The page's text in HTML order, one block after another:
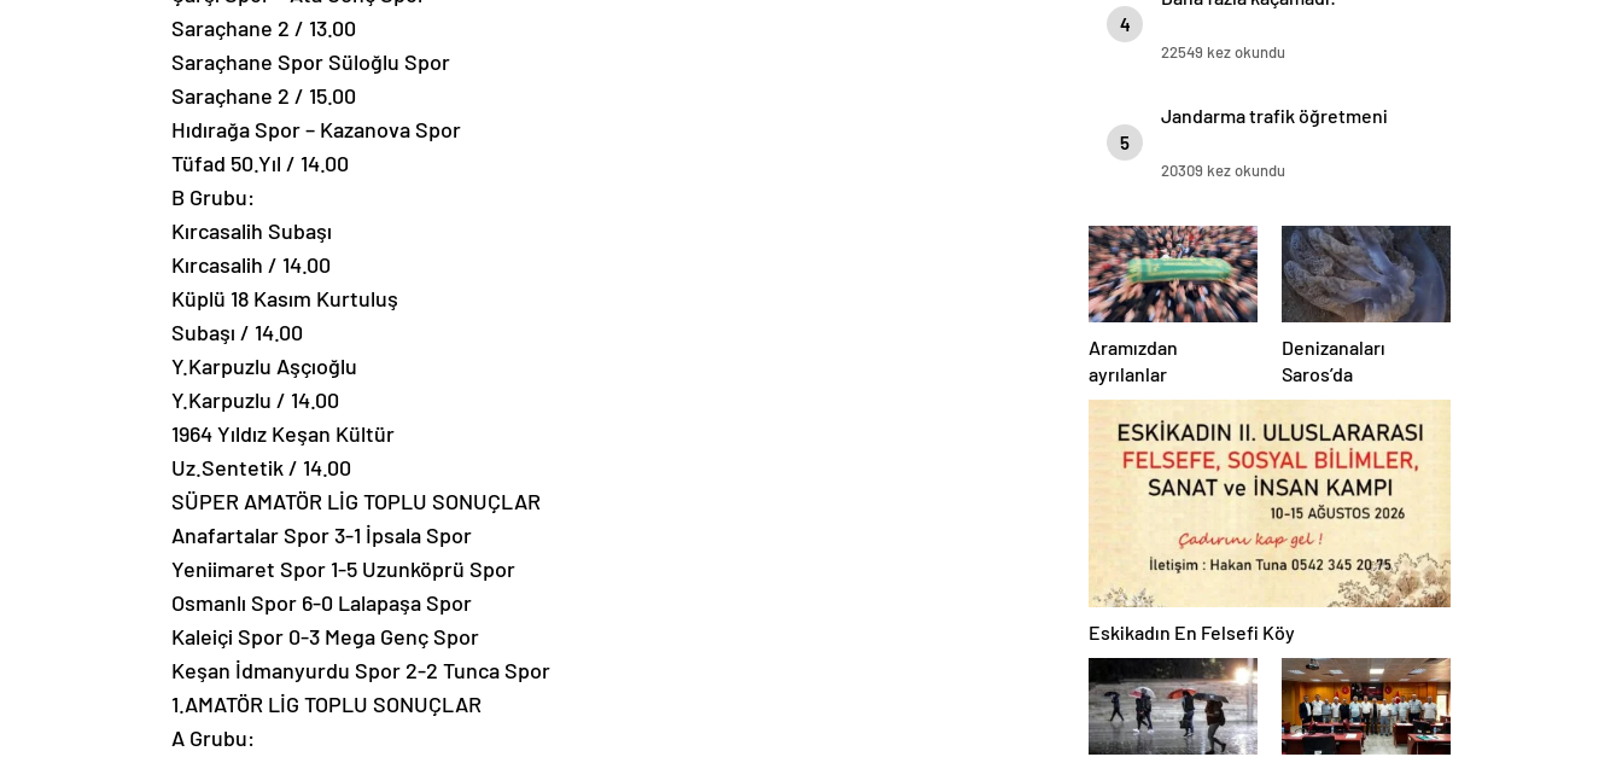
Saraçhane 2 / 13.00
Saraçhane Spor Süloğlu Spor
Saraçhane 2 / 15.00
Hıdırağa Spor – Kazanova Spor
Tüfad 50.Yıl / 14.00
B Grubu:
Kırcasalih Subaşı
Kırcasalih / 14.00
Küplü 18 Kasım Kurtuluş
Subaşı / 14.00
Y.Karpuzlu Aşçıoğlu
Y.Karpuzlu / 14.00
1964 Yıldız Keşan Kültür
Uz.Sentetik / 14.00
SÜPER AMATÖR LİG TOPLU SONUÇLAR
Anafartalar Spor 3-1 İpsala Spor
Yeniimaret Spor 1-5 Uzunköprü Spor
Osmanlı Spor 6-0 Lalapaşa Spor
Kaleiçi Spor 0-3 Mega Genç Spor
Keşan İdmanyurdu Spor 2-2 Tunca Spor
1.AMATÖR LİG TOPLU SONUÇLAR
A Grubu:
4
22549 kez okundu
5
Jandarma trafik öğretmeni
20309 kez okundu
Aramızdan
ayrılanlar
Denizanaları
Saros’da
Eskikadın En Felsefi Köy